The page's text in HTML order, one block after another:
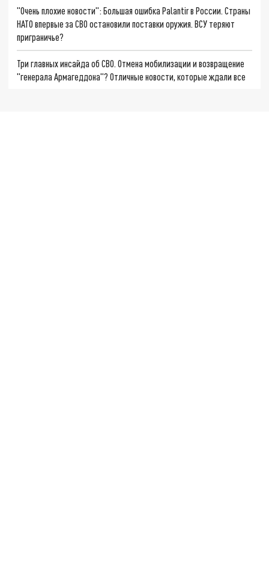
"Очень плохие новости": Большая ошибка Palantir в России. Страны
НАТО впервые за СВО остановили поставки оружия. ВСУ теряют
приграничье?
Три главных инсайда об СВО. Отмена мобилизации и возвращение
"генерала Армагеддона"? Отличные новости, которые ждали все